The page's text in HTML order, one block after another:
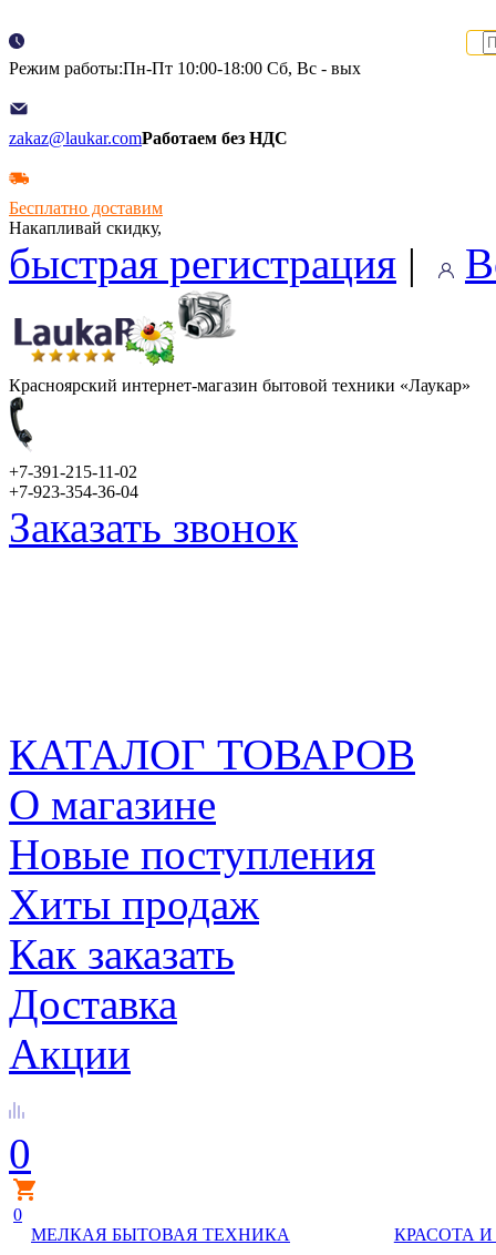
Режим работы:Пн-Пт 10:00-18:00 Сб, Вс - вых
zakaz@laukar.comРаботаем без НДС
Бесплатно доставим
Накапливай скидку,
быстрая регистрация |
Красноярский интернет-магазин бытовой техники «Лаукар»
+7-391-215-11-02
+7-923-354-36-04
Заказать звонок
КАТАЛОГ ТОВАРОВ
О магазине
Новые поступления
Хиты продаж
Как заказать
Доставка
Акции
0
0
МЕЛКАЯ БЫТОВАЯ ТЕХНИКА
КРАСОТА И